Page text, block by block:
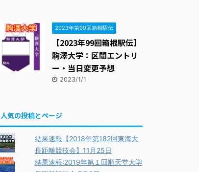
2023年第99回箱根駅伝
【2023年99回箱根駅伝】
駒澤大学：区間エントリ
ー・当日変更予想
2023/1/1
人気の投稿とページ
結果速報【2018年第182回東海大
長距離競技会】11月25日
結果速報:2019年第１回順天堂大学